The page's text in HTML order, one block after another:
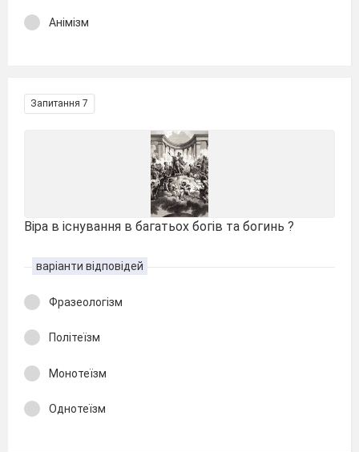
Анімізм
Запитання 7
Віра в існування в багатьох богів та богинь ?
варіанти відповідей
Фразеологізм
Політеїзм
Монотеїзм
Однотеїзм